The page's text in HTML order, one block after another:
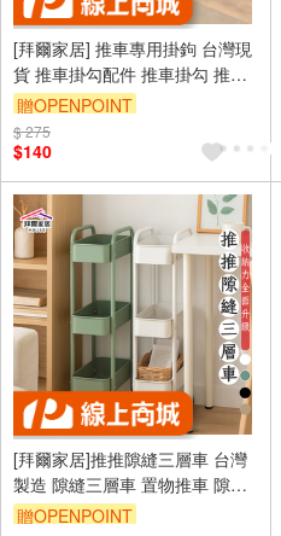
[拜爾家居] 推車專用掛鉤 台灣現
貨 推車掛勾配件 推車掛勾 推車
掛鉤 收納推車掛勾 掛勾配件 多
功能掛勾 掛勾 (免運)
贈OPENPOINT
$ 275
$140
[拜爾家居]推推隙縫三層車 台灣
製造 隙縫三層車 置物推車 隙縫
收納推車 移動式收納 廚房推車
贈OPENPOINT